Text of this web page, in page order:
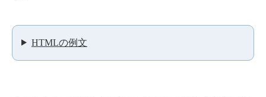
HTMLの例文